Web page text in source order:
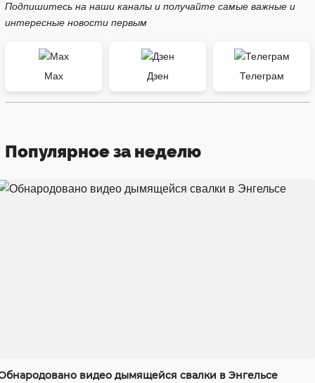
Подпишитесь на наши каналы и получайте самые важные и
интересные новости первым
Max Дзен Телеграм
Популярное за неделю
видео дымящейся свалки в Энгельсе